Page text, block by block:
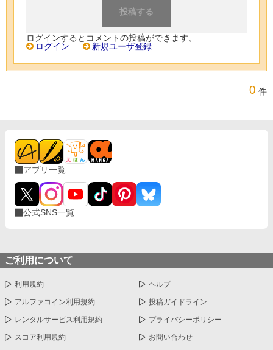
ログインするとコメントの投稿ができます。
ログイン
新規ユーザ登録
0 件
アプリ一覧
公式SNS一覧
ご利用について
利用規約 ヘルプ
アルファコイン利用規約 投稿ガイドライン
レンタルサービス利用規約 プライバシーポリシー
スコア利用規約 お問い合わせ